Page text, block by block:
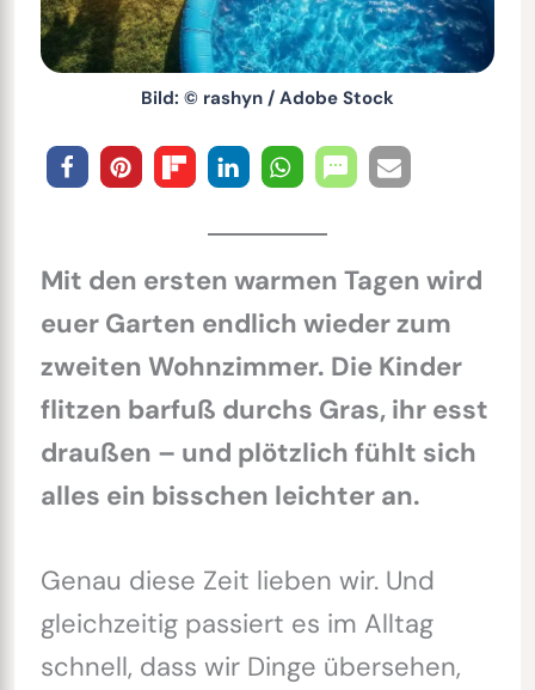
Bild: © rashyn / Adobe Stock
Mit den ersten warmen Tagen wird
euer Garten endlich wieder zum
zweiten Wohnzimmer. Die Kinder
flitzen barfuß durchs Gras, ihr esst
draußen – und plötzlich fühlt sich
alles ein bisschen leichter an.
Genau diese Zeit lieben wir. Und
gleichzeitig passiert es im Alltag
schnell, dass wir Dinge übersehen,